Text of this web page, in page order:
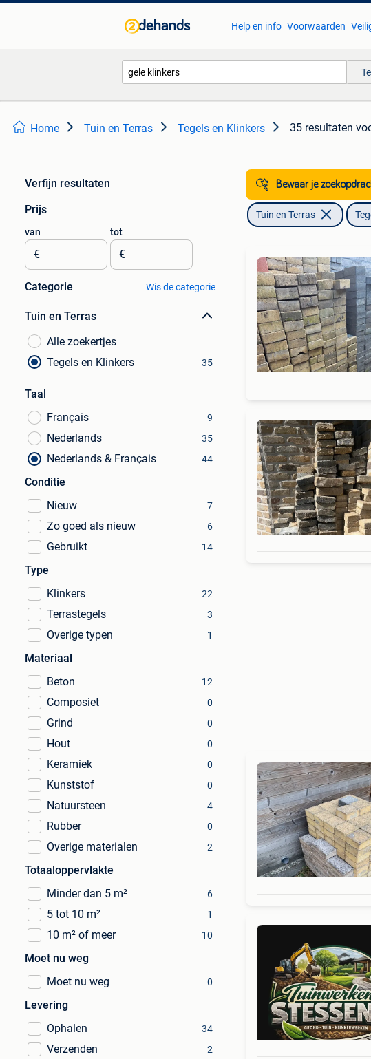
Help en info Voorwaarden
Home Tuin en Terras Tegels en Klinkers 35 resultaten
Verfijn resultaten
Prijs
van
€
tot
€
Categorie Wis de categorie
Tuin en Terras
Alle zoekertjes
Tegels en Klinkers
35
Taal
Français
9
Nederlands 35
Nederlands & Français 44
Conditie
Nieuw
7
Zo goed als nieuw 6
Gebruikt 14
Type
Klinkers
22
Terrastegels 3
Overige typen 1
Materiaal
Beton
12
Composiet 0
Grind 0
Hout 0
Keramiek 0
Kunststof 0
Natuursteen 4
Rubber 0
Overige materialen 2
Totaaloppervlakte
Minder dan 5 m²
6
5 tot 10 m² 1
10 m² of meer 10
Moet nu weg
Moet nu weg
0
Levering
Ophalen
34
Verzenden 2
Bewaar je
Tuin en Terras